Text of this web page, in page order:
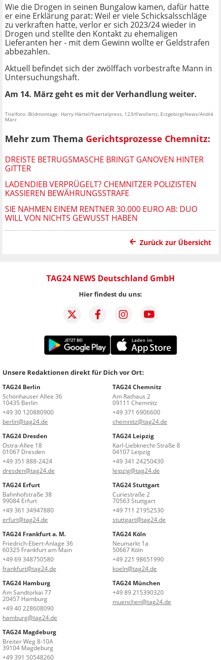
Wie die Drogen in seinen Bungalow kamen, dafür hatte
er eine Erklärung parat: Weil er viele Schicksalsschläge
zu verkraften hatte, verlor er sich 2023/24 wieder in
Drogen und stellte den Kontakt zu ehemaligen
Lieferanten her - mit dem Gewinn wollte er Geldstrafen
abbezahlen.
Aktuell befindet sich der zwölffach vorbestrafte Mann in
Untersuchungshaft.
Am 14. März geht es mit der Verhandlung weiter.
Titelfoto: Bildmontage: Harry Härtel/haertelpress, 123rf/wollertz, ErzgebirgsNews/André
März
Mehr zum Thema Gerichtsprozesse Chemnitz:
DREISTE BETRUGSMASCHE BRINGT GANOVEN HINTER
GITTER
LADENDIEB VERPRÜGELT? CHEMNITZER POLIZISTEN
KASSIEREN BEWÄHRUNGSSTRAFE
SIE NAHMEN EINEM RENTNER 30.000 EURO AB: DUO
WILL VON NICHTS GEWUSST HABEN
Zurück zur Übersicht
TAG24 NEWS Deutschland GmbH
Hier findest du uns:
Unsere Redaktionen direkt für Dich vor Ort:
TAG24 Berlin
Schönhauser Allee 36
10435 Berlin
+49 30 120880900
berlin@tag24.de
TAG24 Chemnitz
Am Rathaus 2
09111 Chemnitz
+49 371 6906600
chemnitz@tag24.de
TAG24 Dresden
Ostra-Allee 18
01067 Dresden
+49 351 888-2424
dresden@tag24.de
TAG24 Leipzig
Karl-Liebknecht-Straße 8
04107 Leipzig
+49 341 24250430
leipzig@tag24.de
TAG24 Erfurt
Bahnhofstraße 38
99084 Erfurt
+49 361 34947880
erfurt@tag24.de
TAG24 Stuttgart
Curiestraße 2
70563 Stuttgart
+49 711 21952530
stuttgart@tag24.de
TAG24 Frankfurt a. M.
Friedrich-Ebert-Anlage 36
60325 Frankfurt am Main
+49 69 348750580
frankfurt@tag24.de
TAG24 Köln
Neumarkt 1a
50667 Köln
+49 221 98651990
koeln@tag24.de
TAG24 Hamburg
Am Sandtorkai 77
20457 Hamburg
+49 40 228608090
hamburg@tag24.de
TAG24 München
+49 89 215390320
muenchen@tag24.de
TAG24 Magdeburg
Breiter Weg 8-10A
39104 Magdeburg
+49 391 50548260